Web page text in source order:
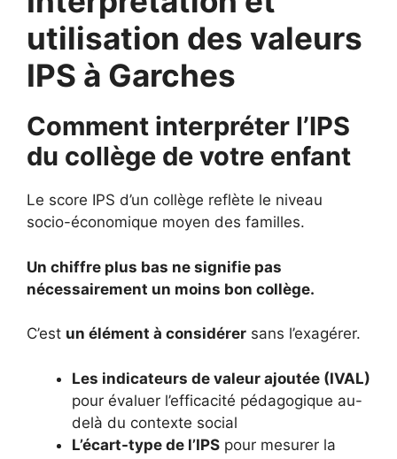
utilisation des valeurs
IPS à Garches
Comment interpréter l’IPS
du collège de votre enfant
Le score IPS d’un collège reflète le niveau
socio-économique moyen des familles.
Un chiffre plus bas ne signifie pas
nécessairement un moins bon collège.
C’est un élément à considérer sans l’exagérer.
Les indicateurs de valeur ajoutée (IVAL)
pour évaluer l’efficacité pédagogique au-
delà du contexte social
L’écart-type de l’IPS pour mesurer la